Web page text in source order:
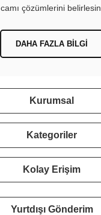
camı çözümlerini belirlesin.
DAHA FAZLA BILGI
Kurumsal
Kategoriler
Kolay Erişim
Yurtdışı Gönderim